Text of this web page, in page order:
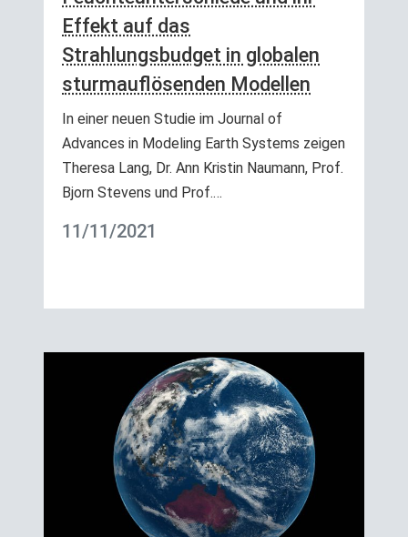
Effekt auf das
Strahlungsbudget in globalen
sturmauflösenden Modellen
In einer neuen Studie im Journal of
Advances in Modeling Earth Systems zeigen
Theresa Lang, Dr. Ann Kristin Naumann, Prof.
Bjorn Stevens und Prof.…
11/11/2021